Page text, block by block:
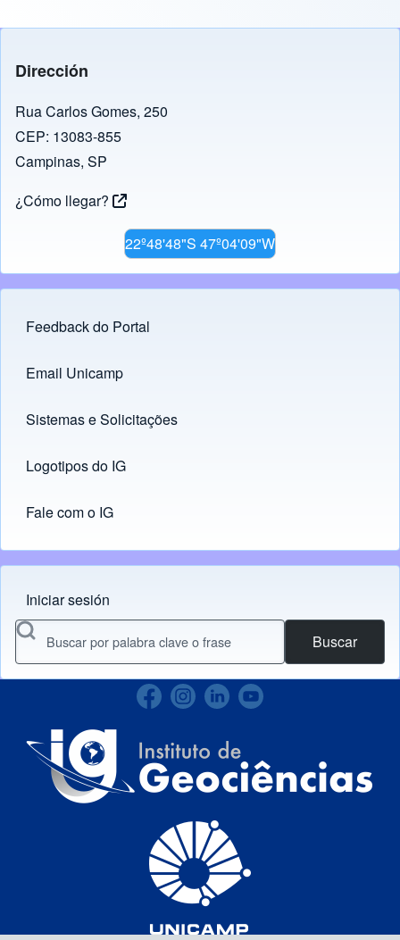
e
b
o
k
gr s e y
Dirección
Rua Carlos Gomes, 250
CEP: 13083-855
Campinas, SP
¿Cómo llegar?
22º48'48"S 47º04'09"W
Footer menu
Feedback do Portal
Links
Email Unicamp
(opens in new tab)
Sistemas e Solicitações
(opens in new tab)
Logotipos do IG
(opens in new tab)
Fale com o IG
Menu do usuário
Iniciar sesión
Buscar